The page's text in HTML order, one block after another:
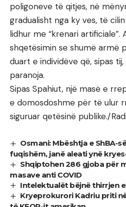
poligoneve të qitjes, në
gradualisht nga ky ves, të
lidhur me “krenari artificiale”.
shqetësimin se shumë armë
duart e individëve që, sipas
paranoja.
Sipas Spahiut, një masë e
e domosdoshme për të ulur
siguruar qetësinë publike./
Osmani: Mbështja e ShBA-
fuqishëm, janë aleati ynë
Shqiptohen 286 gjoba për
masave anti COVID
Intelektualët bëjnë thirrjen
Kryeprokurori Kadriu priti